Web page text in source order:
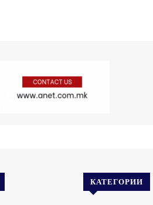
КАТЕГОРИИ